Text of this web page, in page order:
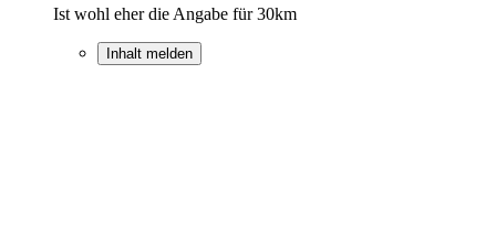
Ist wohl eher die Angabe für 30km
Inhalt melden